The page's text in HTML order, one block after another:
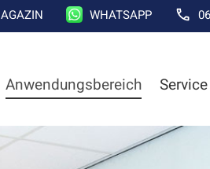
WHATSAPP
Anwendungsbereich Service